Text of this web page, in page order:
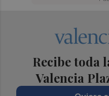
Recibe toda
Valencia